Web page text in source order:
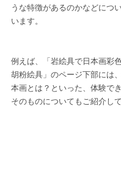
うな特徴があるのかなどにつ
います。
例えば、「岩絵具で日本画彩
胡粉絵具」のページ下部には
本画とは？といった、体験で
そのものについてもご紹介して